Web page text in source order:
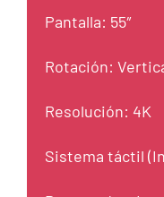
Pantalla: 55″
Rotación:
Resolución: 4K
Sistema táctil